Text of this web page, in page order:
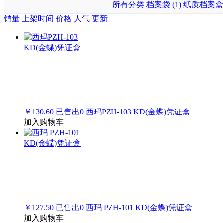
所有分类 档案袋 (1) 纸质档案
销量
上架时间 价格 人气 更新
￥130.60 已售出0 西玛PZH-103 KD(金蝶)凭证盒
加入购物车
￥127.50 已售出0 西玛 PZH-101 KD(金蝶)凭证盒
加入购物车